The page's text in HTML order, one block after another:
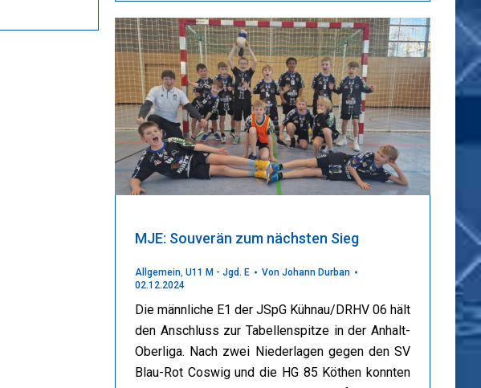
MJE: Souverän zum nächsten Sieg
Allgemein, U11 M - Jgd. E Von Johann Durban
02.12.2024
Die männliche E1 der JSpG Kühnau/DRHV 06 hält
den Anschluss zur Tabellenspitze in der Anhalt-
Oberliga. Nach zwei Niederlagen gegen den SV
Blau-Rot Coswig und die HG 85 Köthen konnten